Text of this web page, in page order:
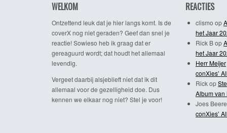
WELKOM
Ontzettend leuk dat je hier langs komt. Is de
coverX nog niet geraden? Geef dan snel je
reactie! Sowieso heb ik graag dat er
gereaguurd wordt; dat houdt het allemaal
levendig.
Vergeet daarbij alsjeblieft niet dat ik dit
allemaal voor de gezelligheid doe. Dus
kennen we elkaar nog niet? Stel je voor!
REACTIES
clismo op
het Jaar
Rick Bop
het Jaar
Herr Meijer
conXies’
Rickop
Album van
Joes
conXies’